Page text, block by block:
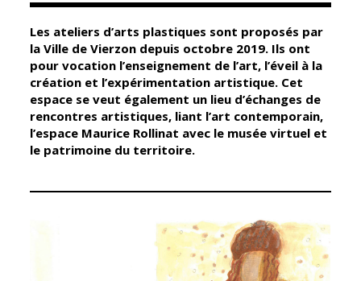
Élus
Conseil
Municipal
Services de la
Ville
Marchés
Guichet unique
Petite enfance
Relais petite
enfance
Multi-accueil
scolaires
Accueil avant
et après classe
Les ateliers d’arts plastiques sont proposés par
la Ville de Vierzon depuis octobre 2019. Ils ont
pour vocation l’enseignement de l’art, l’éveil à la
création et l’expérimentation artistique. Cet
espace se veut également un lieu d’échanges de
rencontres artistiques, liant l’art contemporain,
l’espace Maurice Rollinat avec le musée virtuel et
le patrimoine du territoire.